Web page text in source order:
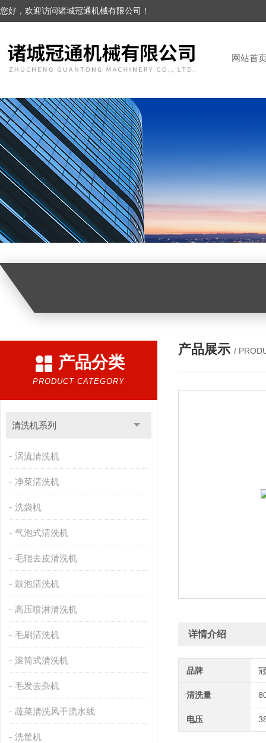
您好，欢迎访问诸城冠通机械有限公司！
网站首
产品分类
PRODUCT CATEGORY
清洗机系列
涡流清洗机
净菜清洗机
洗袋机
气泡式清洗机
毛辊去皮清洗机
鼓泡清洗机
高压喷淋清洗机
毛刷清洗机
滚筒式清洗机
毛发去杂机
蔬菜清洗风干流水线
洗筐机
产品展示 /
详情介绍
品牌
清洗量
电压